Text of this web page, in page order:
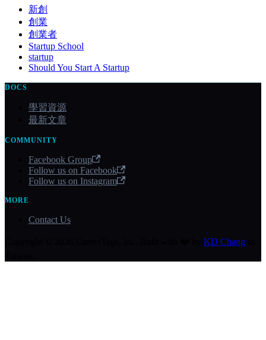
新創
創業
創業者
Startup School
startup
Should You Start A Startup
DOCS
學習資源
最新文章
COMMUNITY
Facebook Group
Follow us on Facebook
Follow us on Instagram
MORE
Contact Us
KD Chang